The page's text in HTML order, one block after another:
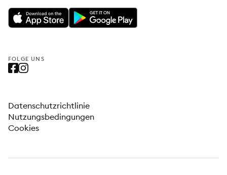
FOLGE UNS
Datenschutzrichtlinie
Nutzungsbedingungen
Cookies